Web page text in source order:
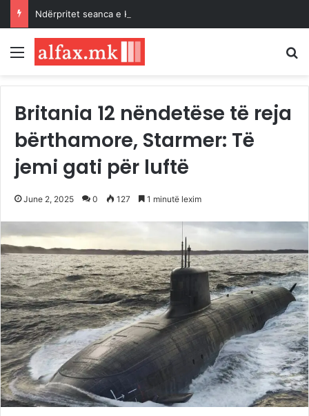
Menu
Britania 12 nëndetëse të reja
bërthamore, Starmer: Të
jemi gati për luftë
June 2, 2025 0 127 1 minutë lexim